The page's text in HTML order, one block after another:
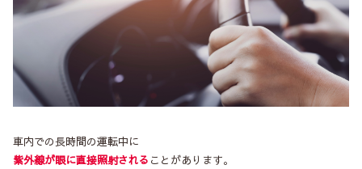
車内での長時間の運転中に
紫外線が眼に直接照射される ことがあります。